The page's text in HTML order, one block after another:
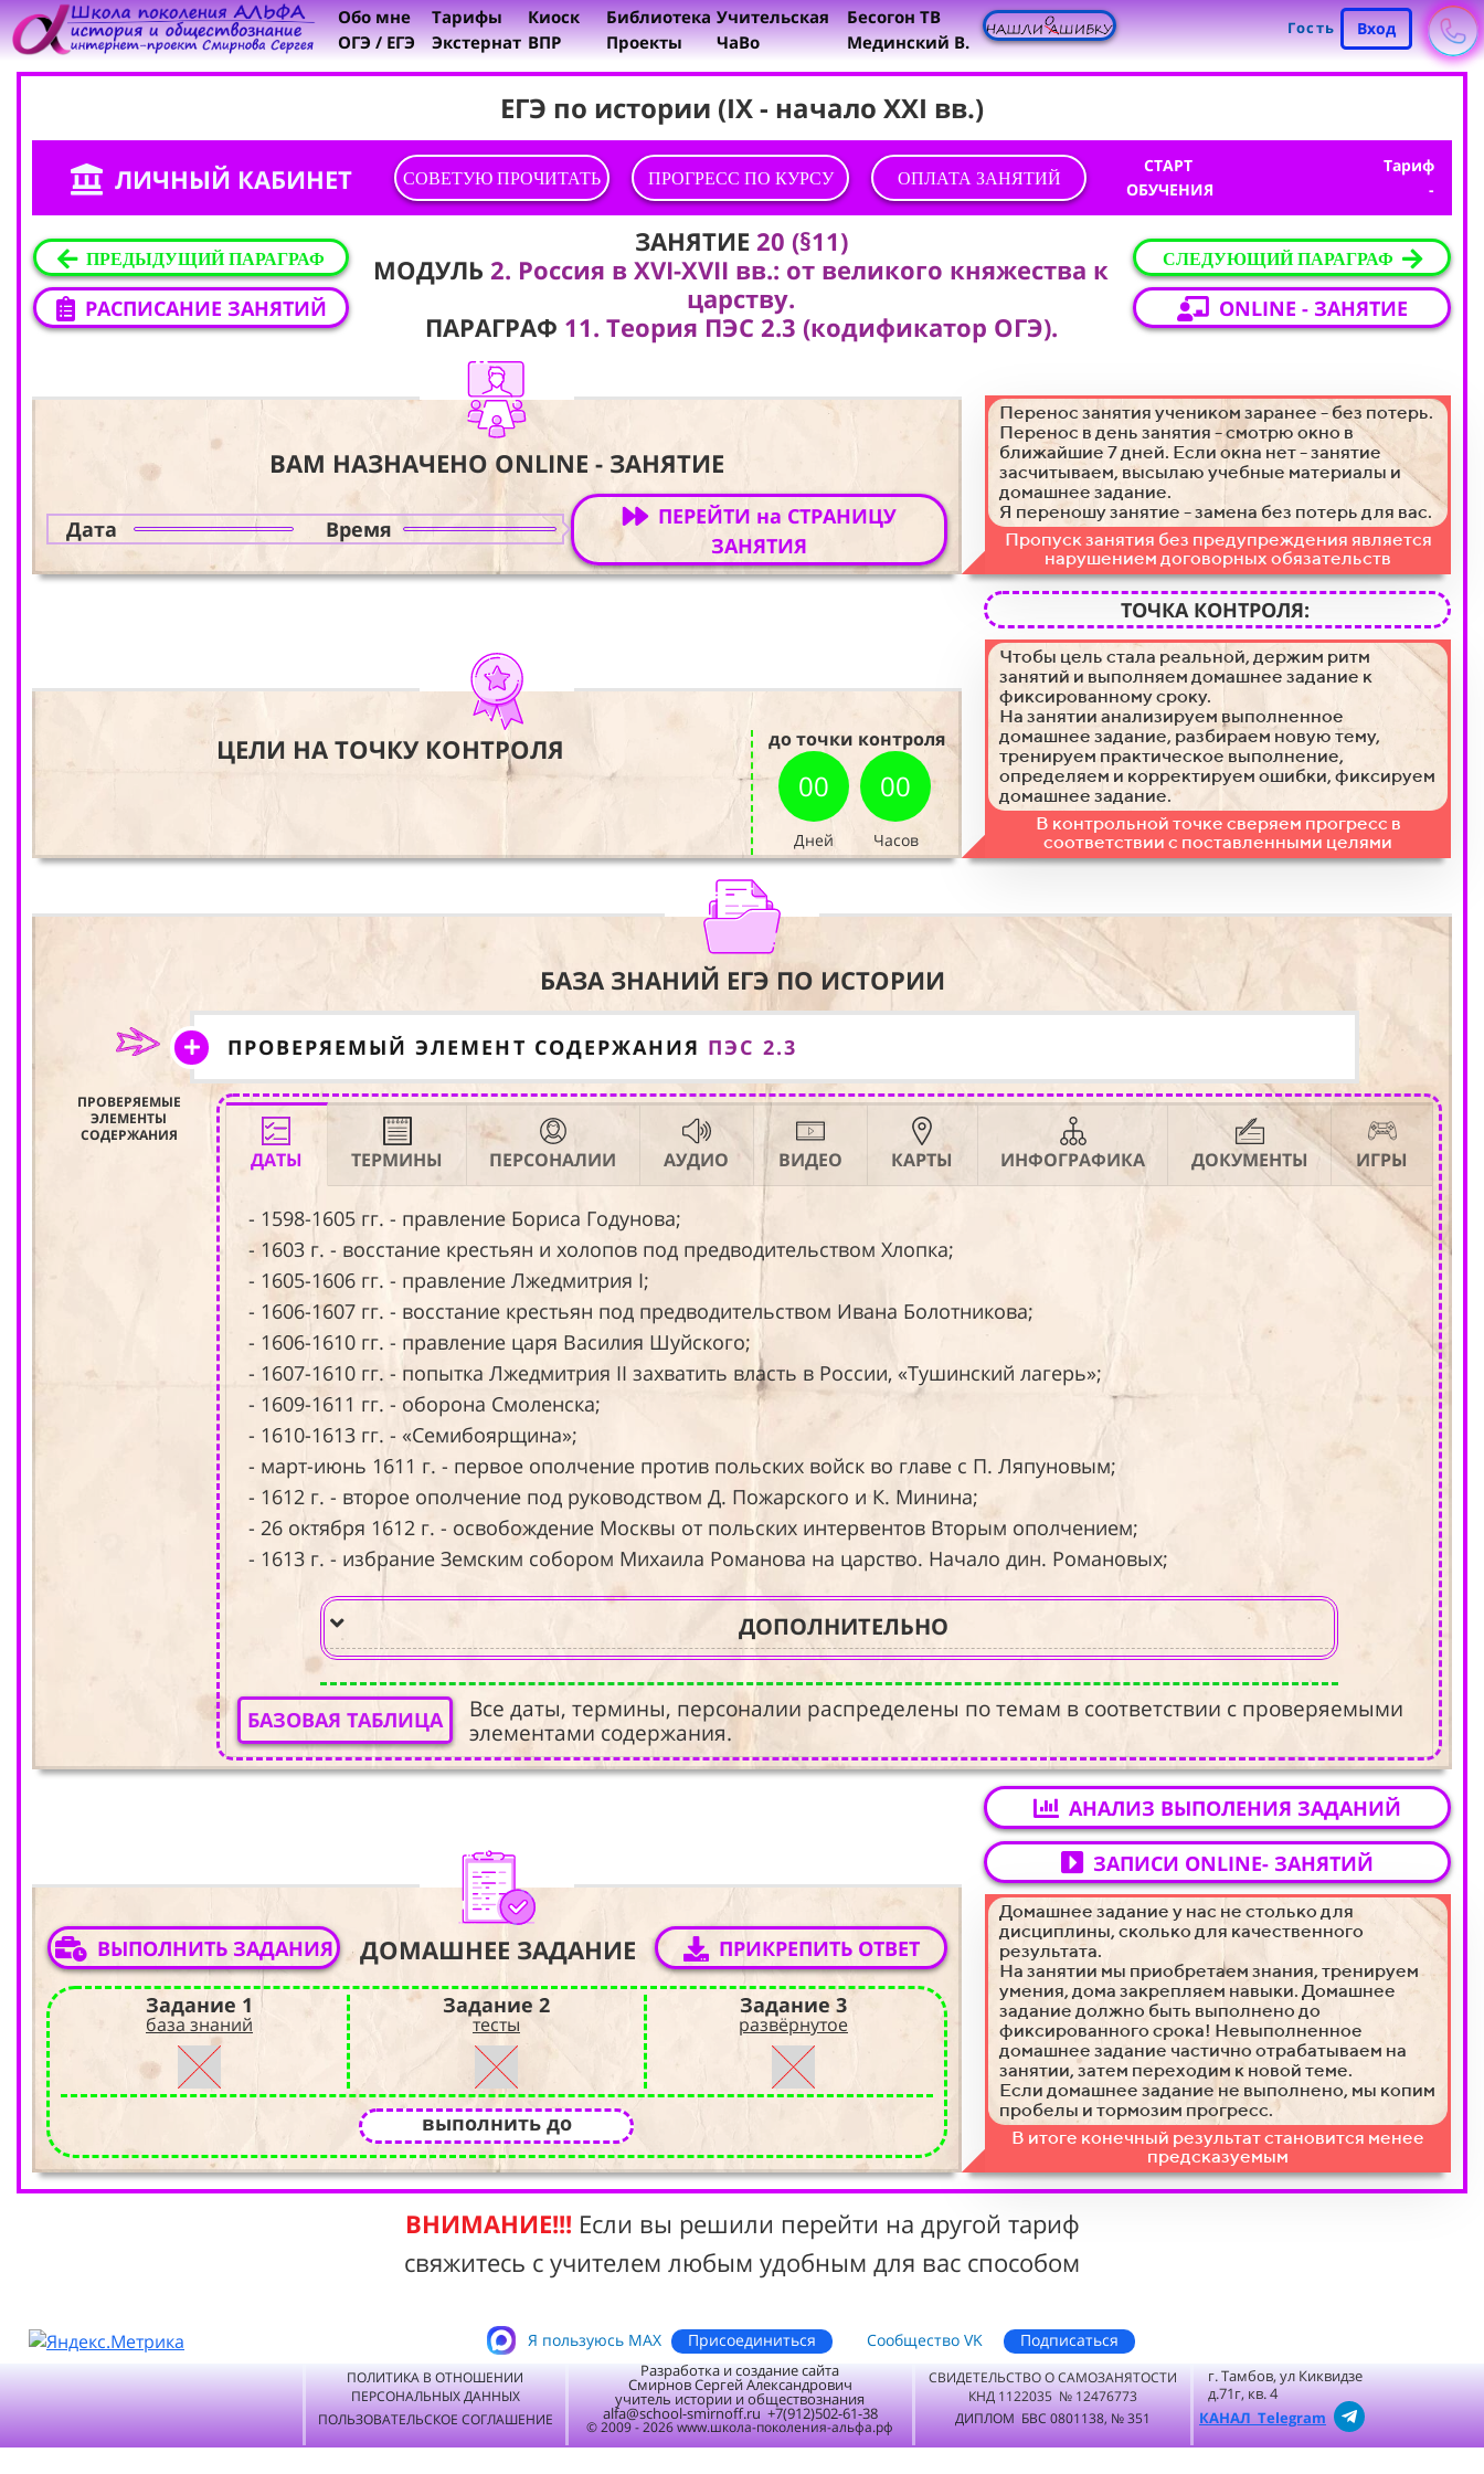
Обо мне
ОГЭ / ЕГЭ
Тарифы
Экстернат
Киоск
ВПР
Библиотека
Проекты
Учительская
ЧаВо
Бесогон ТВ
Мединский В.
Гость Вход
ЕГЭ по истории (IX - начало XXI вв.)
ЛИЧНЫЙ КАБИНЕТ СОВЕТУЮ ПРОЧИТАТЬ ПРОГРЕСС ПО КУРСУ ОПЛАТА ЗАНЯТИЙ
СТАРТ
ОБУЧЕНИЯ
Тариф
-
ПРЕДЫДУЩИЙ ПАРАГРАФ
РАСПИСАНИЕ ЗАНЯТИЙ
ЗАНЯТИЕ 20 (§11)
МОДУЛЬ 2. Россия в XVI-XVII вв.: от великого княжества к
царству.
ПАРАГРАФ 11. Теория ПЭС 2.3 (кодификатор ОГЭ).
СЛЕДУЮЩИЙ ПАРАГРАФ
ONLINE - ЗАНЯТИЕ
ВАМ НАЗНАЧЕНО ONLINE - ЗАНЯТИЕ
Дата Время
ПЕРЕЙТИ на СТРАНИЦУ
ЗАНЯТИЯ
Перенос занятия учеником заранее - без потерь.
Перенос в день занятия - смотрю окно в
ближайшие 7 дней. Если окна нет - занятие
засчитываем, высылаю учебные материалы и
домашнее задание.
Я переношу занятие - замена без потерь для вас.
Пропуск занятия без предупреждения является
нарушением договорных обязательств
ЦЕЛИ НА ТОЧКУ КОНТРОЛЯ до точки контроля
00
Дней
00
Часов
ТОЧКА КОНТРОЛЯ:
Чтобы цель стала реальной, держим ритм
занятий и выполняем домашнее задание к
фиксированному сроку.
На занятии анализируем выполненное
домашнее задание, разбираем новую тему,
тренируем практическое выполнение,
определяем и корректируем ошибки, фиксируем
домашнее задание.
В контрольной точке сверяем прогресс в
соответствии с поставленными целями
БАЗА ЗНАНИЙ ЕГЭ ПО ИСТОРИИ
ПРОВЕРЯЕМЫЙ ЭЛЕМЕНТ СОДЕРЖАНИЯ ПЭС 2.3
ПРОВЕРЯЕМЫЕ
ЭЛЕМЕНТЫ
СОДЕРЖАНИЯ
ДАТЫ ТЕРМИНЫ ПЕРСОНАЛИИ АУДИО ВИДЕО КАРТЫ ИНФОГРАФИКА ДОКУМЕНТЫ ИГРЫ
- 1598-1605 гг. - правление Бориса Годунова;
- 1603 г. - восстание крестьян и холопов под предводительством Хлопка;
- 1605-1606 гг. - правление Лжедмитрия I;
- 1606-1607 гг. - восстание крестьян под предводительством Ивана Болотникова;
- 1606-1610 гг. - правление царя Василия Шуйского;
- 1607-1610 гг. - попытка Лжедмитрия II захватить власть в России, «Тушинский лагерь»;
- 1609-1611 гг. - оборона Смоленска;
- 1610-1613 гг. - «Семибоярщина»;
- март-июнь 1611 г. - первое ополчение против польских войск во главе с П. Ляпуновым;
- 1612 г. - второе ополчение под руководством Д. Пожарского и К. Минина;
- 26 октября 1612 г. - освобождение Москвы от польских интервентов Вторым ополчением;
- 1613 г. - избрание Земским собором Михаила Романова на царство. Начало дин. Романовых;
ДОПОЛНИТЕЛЬНО
БАЗОВАЯ ТАБЛИЦА
Все даты, термины, персоналии распределены по темам в соответствии с проверяемыми
элементами содержания.
-
ВЫПОЛНИТЬ ЗАДАНИЯ ДОМАШНЕЕ ЗАДАНИЕ ПРИКРЕПИТЬ ОТВЕТ
Задание 1
база знаний
Задание 2
тесты
Задание 3
развёрнутое
выполнить до
АНАЛИЗ ВЫПОЛЕНИЯ ЗАДАНИЙ
ЗАПИСИ ONLINE- ЗАНЯТИЙ
Домашнее задание у нас не столько для
дисциплины, сколько для качественного
результата.
На занятии мы приобретаем знания, тренируем
умения, дома закрепляем навыки. Домашнее
задание должно быть выполнено до
фиксированного срока! Невыполненное
домашнее задание частично отрабатываем на
занятии, затем переходим к новой теме.
Если домашнее задание не выполнено, мы копим
пробелы и тормозим прогресс.
В итоге конечный результат становится менее
предсказуемым
ВНИМАНИЕ!!! Если вы решили перейти на другой тариф
свяжитесь с учителем любым удобным для вас способом
Я пользуюсь MАХ Присоединиться Сообщество VK Подписаться
ПОЛИТИКА В ОТНОШЕНИИ
ПЕРСОНАЛЬНЫХ ДАННЫХ
ПОЛЬЗОВАТЕЛЬСКОЕ СОГЛАШЕНИЕ
Разработка и создание сайта
Смирнов Сергей Александрович
учитель истории и обществознания
alfa@school-smirnoff.ru +7(912)502-61-38
© 2009 - 2026 www.школа-поколения-альфа.рф
СВИДЕТЕЛЬСТВО О САМОЗАНЯТОСТИ
КНД 1122035 № 12476773
ДИПЛОМ БВС 0801138, № 351
г. Тамбов, ул Киквидзе
д.71г, кв. 4
КАНАЛ Telegram